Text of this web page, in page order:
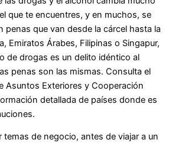
que te encuentres, y en muchos, se
penas que van desde la cárcel hasta la
Emiratos Árabes, Filipinas o Singapur,
de drogas es un delito idéntico al
penas son las mismas. Consulta el
Asuntos Exteriores y Cooperación
detallada de países donde es
temas de negocio, antes de viajar a un